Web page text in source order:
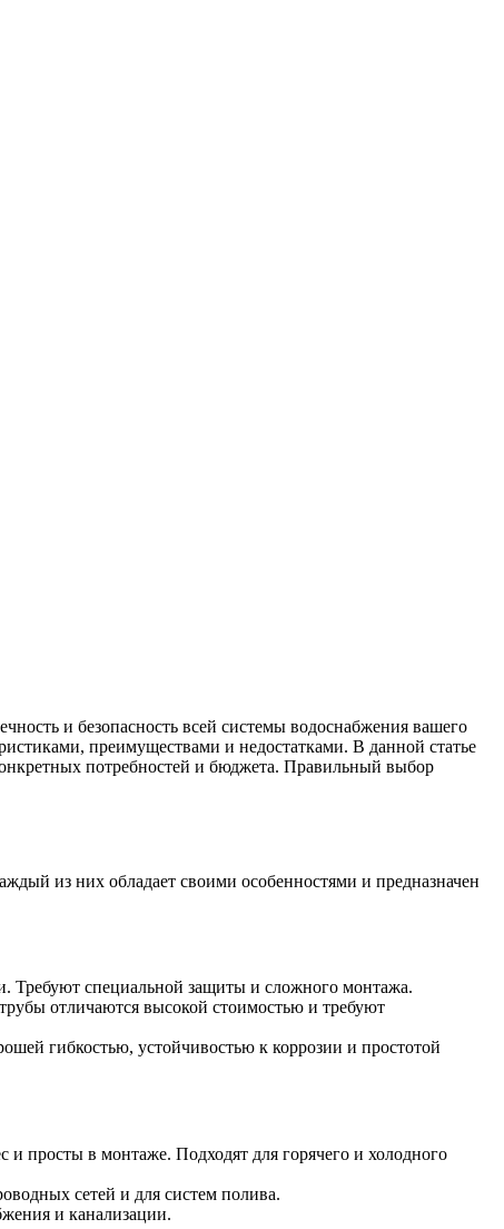
и безопасность всей системы водоснабжения вашего
преимуществами и недостатками. В данной статье
потребностей и бюджета. Правильный выбор
из них обладает своими особенностями и предназначен
Требуют специальной защиты и сложного монтажа.
отличаются высокой стоимостью и требуют
гибкостью, устойчивостью к коррозии и простотой
просты в монтаже. Подходят для горячего и холодного
сетей и для систем полива.
и канализации.